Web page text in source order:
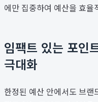
에만 집중하여 예산을 효
임팩트 있는 포인
극대화
한정된 예산 안에서도 브랜